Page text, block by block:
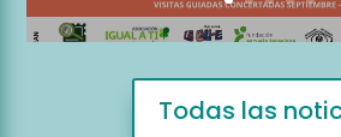
Todas las